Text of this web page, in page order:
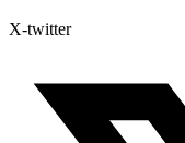
X-twitter